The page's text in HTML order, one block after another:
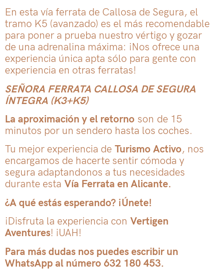
En esta vía ferrata de Callosa de Segura, el
tramo K5 (avanzado) es el más recomendable
para poner a prueba nuestro vértigo y gozar
de una adrenalina máxima: ¡Nos ofrece una
experiencia única apta sólo para gente con
experiencia en otras ferratas!
SEÑORA FERRATA CALLOSA DE SEGURA
ÍNTEGRA (K3+K5)
La aproximación y el retorno son de 15
minutos por un sendero hasta los coches.
Tu mejor experiencia de Turismo Activo, nos
encargamos de hacerte sentir cómoda y
segura adaptandonos a tus necesidades
durante esta Vía Ferrata en Alicante.
¿A qué estás esperando? ¡Únete!
¡Disfruta la experiencia con Vertigen
Aventures! ¡UAH!
Para más dudas nos puedes escribir un
WhatsApp al número 632 180 453.